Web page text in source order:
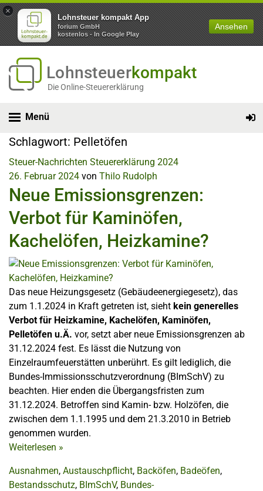
×
Lohnsteuer kompakt App
forium GmbH
kostenlos - In Google Play
Ansehen
Lohnsteuerkompakt
Die Online-Steuererklärung
Menü
Schlagwort: Pelletöfen
Steuer-Nachrichten Steuererklärung 2024
26. Februar 2024 von Thilo Rudolph
Neue Emissionsgrenzen:
Verbot für Kaminöfen,
Kachelöfen, Heizkamine?
Das neue Heizungsgesetz (Gebäudeenergiegesetz), das
zum 1.1.2024 in Kraft getreten ist, sieht kein generelles
Verbot für Heizkamine, Kachelöfen, Kaminöfen,
Pelletöfen u.Ä. vor, setzt aber neue Emissionsgrenzen ab
31.12.2024 fest. Es lässt die Nutzung von
Einzelraumfeuerstätten unberührt. Es gilt lediglich, die
Bundes-Immissionsschutzverordnung (BImSchV) zu
beachten. Hier enden die Übergangsfristen zum
31.12.2024. Betroffen sind Kamin- bzw. Holzöfen, die
zwischen dem 1.1.1995 und dem 21.3.2010 in Betrieb
genommen wurden.
Weiterlesen »
Ausnahmen, Austauschpflicht, Backöfen, Badeöfen,
Bestandsschutz, BImSchV, Bundes-